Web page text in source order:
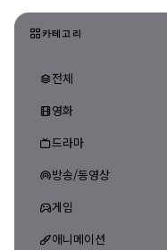
카테고리
전체
영화
드라마
방송/동영상
게임
애니메이션